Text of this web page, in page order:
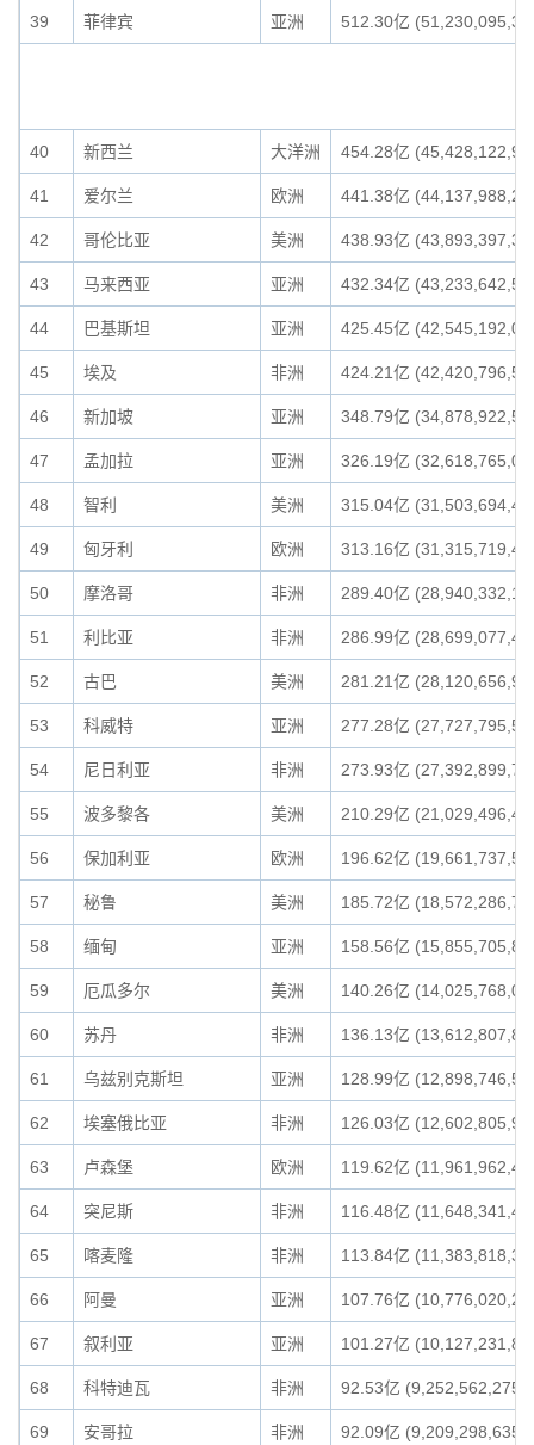
39 菲律宾 亚洲 512.30亿
40 新西兰 大洋洲 454.28亿
41 爱尔兰 欧洲 441.38亿
42 哥伦比亚 美洲 438.93亿
43 马来西亚 亚洲 432.34亿
44 巴基斯坦 亚洲 425.45亿
45 埃及 非洲 424.21亿
46 新加坡 亚洲 348.79亿
47 孟加拉 亚洲 326.19亿
48 智利 美洲 315.04亿
49 匈牙利 欧洲 313.16亿
50 摩洛哥 非洲 289.40亿
51 利比亚 非洲 286.99亿
52 古巴 美洲 281.21亿
53 科威特 亚洲 277.28亿
54 尼日利亚 非洲 273.93亿
55 波多黎各 美洲 210.29亿
56 保加利亚 欧洲 196.62亿
57 秘鲁 美洲 185.72亿
58 缅甸 亚洲 158.56亿
59 厄瓜多尔 美洲 140.26亿
60 苏丹 非洲 136.13亿
61 乌兹别克斯坦 亚洲 128.99亿
62 埃塞俄比亚 非洲 126.03亿
63 卢森堡 欧洲 119.62亿
64 突尼斯 非洲 116.48亿
65 喀麦隆 非洲 113.84亿
66 阿曼 亚洲 107.76亿
67 叙利亚 亚洲 101.27亿
68 科特迪瓦 非洲 92.53亿 (9,252,562,275)
69 安哥拉 非洲 92.09亿 (9,209,298,635)